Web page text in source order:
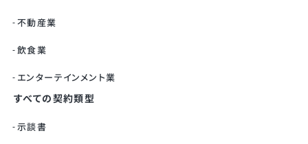
不動産業
飲食業
エンターテインメント業
すべての契約類型
示談書